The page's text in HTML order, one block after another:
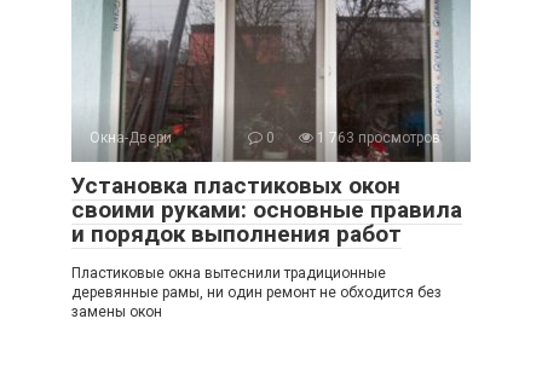
Окна-Двери 0 1 763 просмотров
Установка пластиковых окон
своими руками: основные правила
и порядок выполнения работ
Пластиковые окна вытеснили традиционные
деревянные рамы, ни один ремонт не обходится без
замены окон